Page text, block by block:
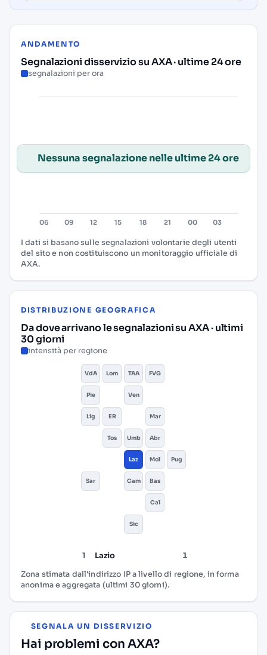
ANDAMENTO
Segnalazioni disservizio su AXA · ultime 24 ore
segnalazioni per ora
Nessuna segnalazione nelle ultime 24 ore
I dati si basano sulle segnalazioni volontarie degli utenti
del sito e non costituiscono un monitoraggio ufficiale di
AXA.
DISTRIBUZIONE GEOGRAFICA
Da dove arrivano le segnalazioni su AXA · ultimi
30 giorni
intensità per regione
VdA
Pie
Lig
Lom TAA
Ven
FVG
ER
Tos Umb
Mar
Laz
Abr
Mol
Cam
Pug
Bas
Cal
Sar
Sic
1 Lazio 1
Zona stimata dall'indirizzo IP a livello di regione, in forma
anonima e aggregata (ultimi 30 giorni).
SEGNALA UN DISSERVIZIO
Hai problemi con AXA?